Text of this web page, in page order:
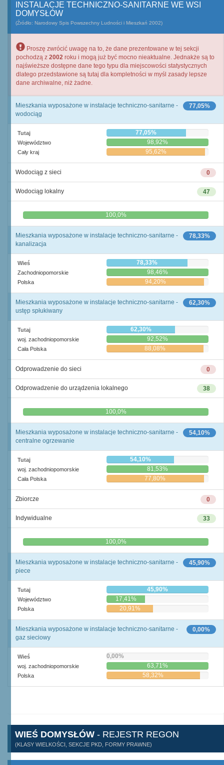
INSTALACJE TECHNICZNO-SANITARNE WE WSI
DOMYSŁÓW
(Źródło: Narodowy Spis Powszechny Ludności i Mieszkań 2002)
Proszę zwrócić uwagę na to, że dane prezentowane w tej sekcji
pochodzą z 2002 roku i mogą już być mocno nieaktualne. Jednakże są to
najświeższe dostępne dane tego typu dla miejscowości statystycznych
dlatego przedstawione są tutaj dla kompletności w myśl zasady lepsze
dane archiwalne, niż żadne.
77,05%
Mieszkania wyposażone w instalacje techniczno-sanitarne -
wodociąg
Tutaj 77,05%
Województwo 98,92%
Cały kraj 95,62%
0
Wodociąg z sieci
47
Wodociąg lokalny
0,0% 100,0%
78,33%
Mieszkania wyposażone w instalacje techniczno-sanitarne -
kanalizacja
Wieś 78,33%
Zachodniopomorskie 98,46%
Polska 94,20%
62,30%
Mieszkania wyposażone w instalacje techniczno-sanitarne -
ustęp spłukiwany
Tutaj 62,30%
woj. zachodniopomorskie 92,52%
Cała Polska 88,08%
0
Odprowadzenie do sieci
38
Odprowadzenie do urządzenia lokalnego
0,0% 100,0%
54,10%
Mieszkania wyposażone w instalacje techniczno-sanitarne -
centralne ogrzewanie
Tutaj 54,10%
woj. zachodniopomorskie 81,53%
Cała Polska 77,80%
0
Zbiorcze
33
Indywidualne
0,0% 100,0%
45,90%
Mieszkania wyposażone w instalacje techniczno-sanitarne -
piece
Tutaj 45,90%
Województwo 17,41%
Polska 20,91%
0,00%
Mieszkania wyposażone w instalacje techniczno-sanitarne -
gaz sieciowy
Wieś 0,00%
woj. zachodniopomorskie 63,71%
Polska 58,32%
WIEŚ DOMYSŁÓW - REJESTR REGON
(KLASY WIELKOŚCI, SEKCJE PKD, FORMY PRAWNE)